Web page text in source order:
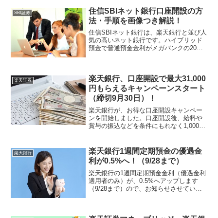
ット銀行の特徴・...
SBI証券
住信SBIネット銀行口座開設の方
法・手順を画像つき解説！
住信SBIネット銀行は、楽天銀行と並び人
気の高いネット銀行です。ハイブリッド
預金で普通預金金利がメガバンクの20倍
の口座開設方法を...
楽天証券
楽天銀行、口座開設で最大31,000
円もらえるキャンペーンスタート
（締切9月30日）！
楽天銀行が、お得な口座開設キャンペー
ンを開始しました。口座開設後、給料や
賞与の振込などを条件にもれなく1,000円
ス金利により各銀行普通預金金利を下げ
ている中、楽天銀...
楽天銀行
楽天銀行1週間定期預金の優遇金
利が0.5%へ！（9/28まで）
楽天銀行の1週間定期預金金利（優遇金利
適用者のみ）が、0.5%へアップします
（9/28まで）ので、お知らせさせていた